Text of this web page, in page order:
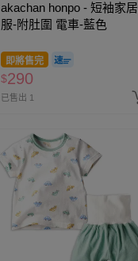
akachan honpo - 短袖家居
服-附肚圍 電車-藍色
即將售完
$290
已售出 1